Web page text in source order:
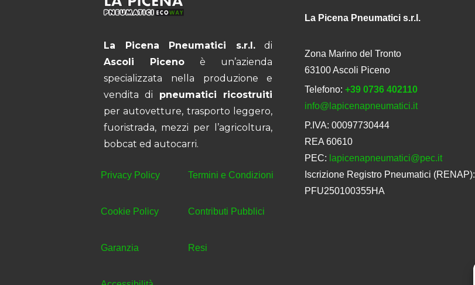
La Picena Pneumatici s.r.l.di
Ascoli Piceno è un’azienda
specializzata nella produzione e
vendita di pneumatici ricostruiti
per autovetture, trasporto leggero,
fuoristrada, mezzi per l’agricoltura,
bobcat ed autocarri.
Privacy Policy
Cookie Policy
Garanzia
Termini e Condizioni
Contributi Pubblici
Resi
La Picena Pneumatici s.r.l.
Zona Marino del Tronto
63100 Ascoli Piceno
Telefono:+39 0736 402110
info@lapicenapneumatici.it
P.IVA: 00097730444
REA 60610
PEC: lapicenapneumatici@pec.it
Iscrizione Registro Pneumatici (RENAP):
PFU250100355HA